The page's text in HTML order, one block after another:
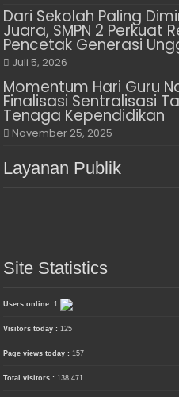
Dari Sekolah Paling
Juara, SMPN 2 Perkuat
Pencetak Generasi
Juli 5, 2026
Momentum Hari Guru
Finalisasi Sentralisasi
Tenaga Kependidikan
November 25, 2025
Layanan Publik
Site Statistics
Users online:1
Visitors today :125
Page views today :157
Total visitors :138,471